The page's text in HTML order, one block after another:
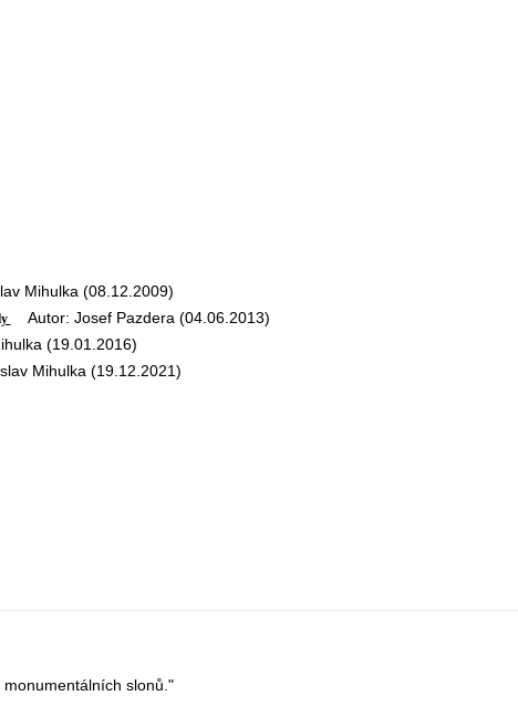
Mihulka (08.12.2009)
Autor: Josef Pazdera (04.06.2013)
(19.01.2016)
Mihulka (19.12.2021)
slonů."